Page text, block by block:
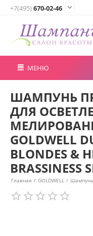
+7(495)670-02-46 
МЕНЮ
ШАМПУНЬ
ДЛЯ
GOLDWELL
BLONDES &
BRASSINESS
Главная / GOLDWELL / Шампунь